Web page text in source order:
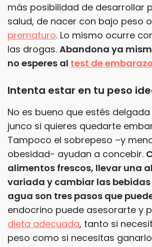
más posibilidad de desarrollar
salud, de nacer con bajo peso
prematuro. Lo mismo ocurre
las drogas. Abandona ya
no esperes al test de embarazo
Intenta estar en tu peso
No es bueno que estés
junco si quieres quedarte
Tampoco el sobrepeso –y
obesidad- ayudan a concebir.
alimentos frescos, llevar una
variada y cambiar las
agua son tres pasos que
endocrino puede asesorarte y
dieta adecuada, tanto si
peso como si necesitas